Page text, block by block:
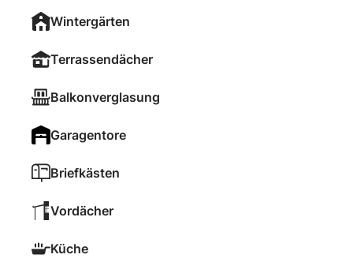
Wintergärten
Terrassendächer
Balkonverglasung
Garagentore
Briefkästen
Vordächer
Küche